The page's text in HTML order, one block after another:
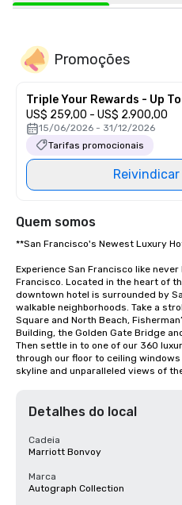
Promoções
Triple Your Rewards - Up
US$ 259,00 - US$ 2.900,00
15/06/2026 - 31/12/2026
Tarifas promocionais
Quem somos
**San Francisco's Newest Luxury
Experience San Francisco like
Francisco. Located in the heart of
downtown hotel is surrounded by
walkable neighborhoods. Take a
Square and North Beach,
Building, the Golden Gate Bridge
Then settle in to one of our 360
through our floor to ceiling
skyline and unparalleled views of
Detalhes do local
Cadeia
Marriott Bonvoy
Marca
Autograph Collection